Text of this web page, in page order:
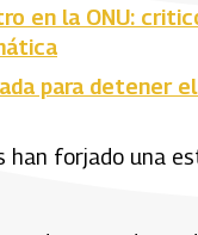
en la ONU:
para detener
forjado una